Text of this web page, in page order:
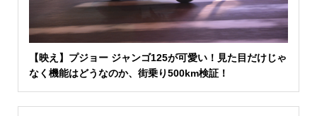
【映え】プジョー ジャンゴ125が可愛い！見た目だけじゃ
なく機能はどうなのか、街乗り500km検証！